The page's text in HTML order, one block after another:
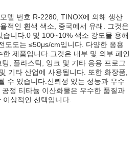
델 번호 R-2280, TINOX에 의해 생산
적인 흰색 색소, 중국에서 유래. 그것은
니다.0 및 100~10% 색소 강도물 용해
도도는 ≤50μs/cm입니다. 다양한 응용
제품입니다.그것은 내부 및 외부 페인
, 플라스틱, 잉크 및 기타 응용 프로그
기타 산업에 사용됩니다. 또한 화장품,
수 있습니다.신뢰성 있는 성능과 우수
정 티타늄 이산화물은 우수한 품질과
상적인 선택입니다.